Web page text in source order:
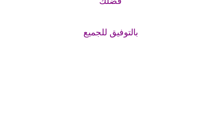
بالتوفيق للجميع